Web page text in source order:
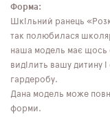
Форма:
Шкільний ранець
так полюбилася
наша модель має щось
виділить вашу дитину
гардеробу.
Дана модель може
форми.